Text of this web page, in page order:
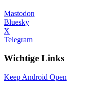
Mastodon
Bluesky
X
Telegram
Wichtige Links
Keep Android Open